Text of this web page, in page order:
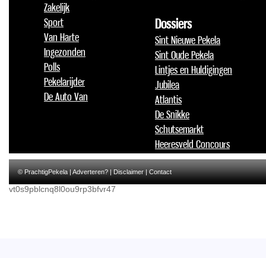
Zakelijk
Sport
Van Harte
Ingezonden
Polls
Pekelarijder
De Auto Van
Dossiers
Sint Nieuwe Pekela
Sint Oude Pekela
Lintjes en Huldigingen
Jubilea
Atlantis
De Snikke
Schutsemarkt
Heeresveld Concours
© PrachtigPekela |Adverteren?|Disclaimer|Contact
vt0s9pblcnq8l0ou9rp3bfvr47